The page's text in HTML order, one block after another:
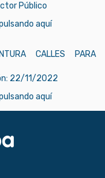
Público
aquí
CALLES PARA
22/11/2022
aquí